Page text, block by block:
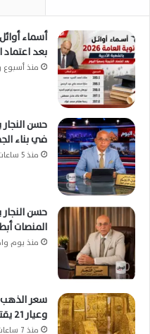
بعد اعتماد
منذ أسبوع
حسن
في بناء
منذ 5 ساعات
حسن
المنصات
منذ يوم
وعيار 21 يقترب من 6000 جنيه
منذ 7 ساعات